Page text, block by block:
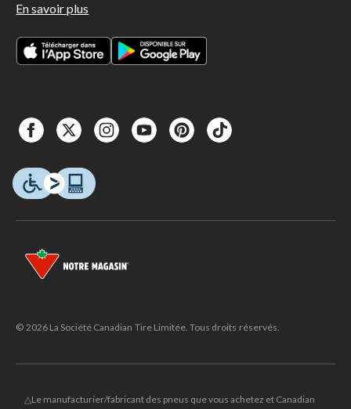
En savoir plus
© 2026 La Société Canadian Tire Limitée. Tous droits réservés.
△Le manufacturier/fabricant des pneus que vous achetez et Canadian